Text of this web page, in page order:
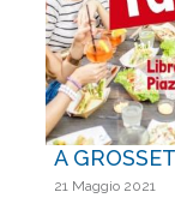
A
21 Maggio 2021